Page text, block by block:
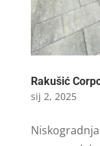
Rakušić
sij 2, 2025